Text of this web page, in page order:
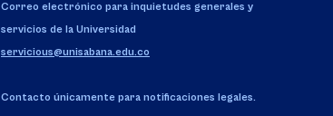
Correo electrónico para inquietudes generales y
servicios de la Universidad
servicious@unisabana.edu.co
Contacto únicamente para notificaciones legales.